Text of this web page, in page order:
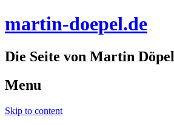
martin-doepel.de
Die Seite von Martin Döpel
Menu
Skip to content